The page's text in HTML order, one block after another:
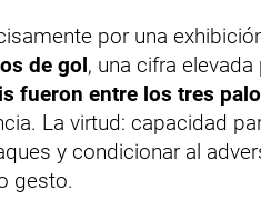
por una
de gol, una cifra elevada
fueron entre los tres
La virtud: capacidad
y condicionar al
gesto.